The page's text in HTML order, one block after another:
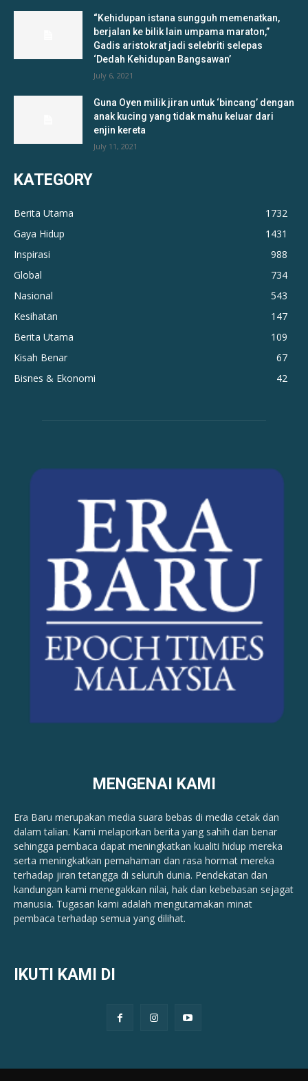
“Kehidupan istana sungguh memenatkan,
berjalan ke bilik lain umpama maraton,”
Gadis aristokrat jadi selebriti selepas
‘Dedah Kehidupan Bangsawan’
July 6, 2021
Guna Oyen milik jiran untuk ‘bincang’ dengan
anak kucing yang tidak mahu keluar dari
enjin kereta
July 11, 2021
KATEGORY
Berita Utama
1732
Gaya Hidup
1431
Inspirasi
988
Global
734
Nasional
543
Kesihatan
147
Berita Utama
109
Kisah Benar
67
Bisnes & Ekonomi
42
MENGENAI KAMI
Era Baru merupakan media suara bebas di media cetak dan
dalam talian. Kami melaporkan berita yang sahih dan benar ​​
sehingga pembaca dapat meningkatkan kualiti hidup mereka
serta meningkatkan pemahaman dan rasa hormat mereka
terhadap jiran tetangga di seluruh dunia. Pendekatan dan
kandungan kami menegakkan nilai, hak dan kebebasan sejagat
manusia. Tugasan kami adalah mengutamakan minat
pembaca terhadap semua yang dilihat.
IKUTI KAMI DI